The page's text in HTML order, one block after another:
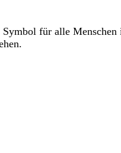
für alle